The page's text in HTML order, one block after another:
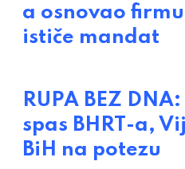
a osnovao
ističe mandat
RUPA BEZ
spas BHRT-a,
BiH na potezu